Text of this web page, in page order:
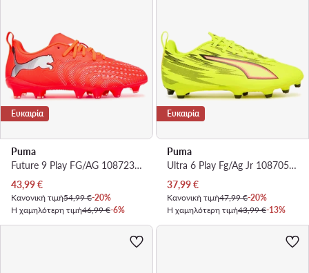
Ευκαιρία
Puma
Future 9 Play FG/AG 108723 01 · Ποδοσφαιρικά Παπούτσια
Τρέχουσα τιμή
43,99€
Κανονική τιμή54,99 €-20%
Η χαμηλότερη τιμή46,99 €-6%
Ευκαιρία
Puma
Ultra 6 Play Fg/Ag Jr 108705 01 · Ποδοσφαιρικά Παπούτσια
Τρέχουσα τιμή
37,99€
Κανονική τιμή47,99 €-20%
Η χαμηλότερη τιμή43,99 €-13%